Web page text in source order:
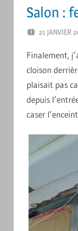
Salon :
21 JANVIER
Finalement,
cloison
plaisait pas
depuis
caser